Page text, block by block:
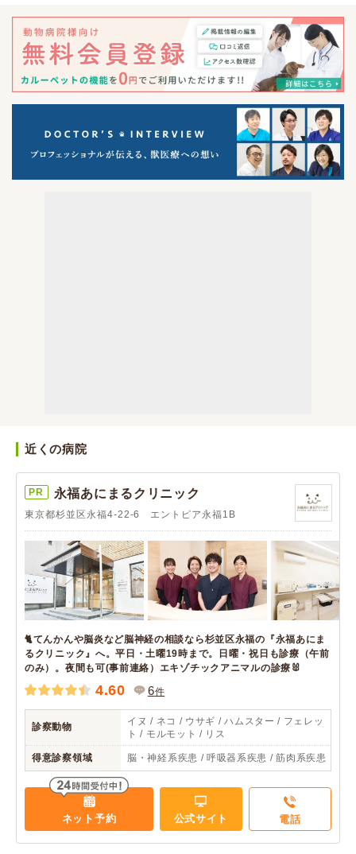
近くの病院
PR 永福あにまるクリニック
東京都杉並区永福4-22-6 エントピア永福1B
🐈てんかんや脳炎など脳神経の相談なら杉並区永福の『永福あにま
るクリニック』へ。平日・土曜19時まで。日曜・祝日も診療（午前
のみ）。夜間も可(事前連絡）エキゾチックアニマルの診療🐰
4.60 6件
診察動物
イヌ / ネコ / ウサギ / ハムスター / フェレッ
ト / モルモット / リス
得意診察領域 脳・神経系疾患 / 呼吸器系疾患 / 筋肉系疾患
ネット予約 公式サイト 電話